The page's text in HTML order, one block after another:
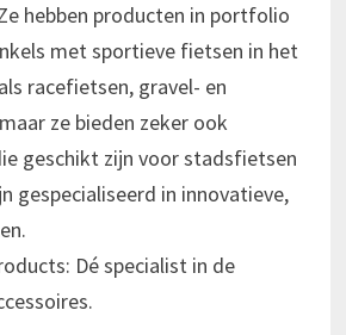
hebben producten in portfolio
met sportieve fietsen in het
racefietsen, gravel- en
ze bieden zeker ook
geschikt zijn voor stadsfietsen
gespecialiseerd in innovatieve,
Dé specialist in de